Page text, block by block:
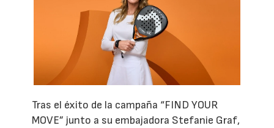
Tras el éxito de la campaña “FIND YOUR
MOVE” junto a su embajadora Stefanie Graf,